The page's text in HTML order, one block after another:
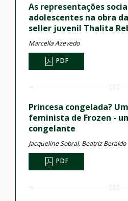
As representações
adolescentes na obra
seller juvenil Thalita
Marcella Azevedo
PDF
Princesa congelada?
feminista de Frozen -
congelante
Jacqueline Sobral, Beatriz Beraldo
PDF